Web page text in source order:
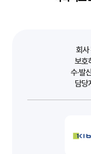
회사
보호
수·발
담당